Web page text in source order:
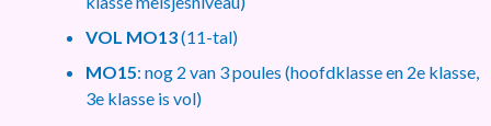
VOL MO13(11-tal)
MO15: nog 2 van 3 poules (hoofdklasse en 2e klasse,
3e klasse is vol)